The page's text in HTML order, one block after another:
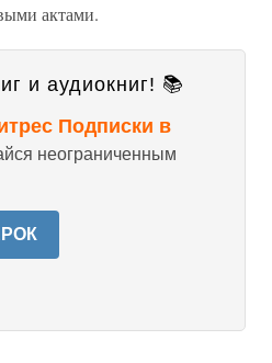
актами.
и аудиокниг! 📚
Подписки в
неограниченным